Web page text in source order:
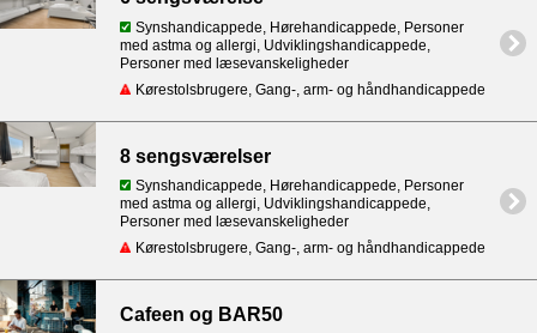
Synshandicappede, Hørehandicappede, Personer
med astma og allergi, Udviklingshandicappede,
Personer med læsevanskeligheder
Kørestolsbrugere, Gang-, arm- og håndhandicappede
8 sengsværelser
Synshandicappede, Hørehandicappede, Personer
med astma og allergi, Udviklingshandicappede,
Personer med læsevanskeligheder
Kørestolsbrugere, Gang-, arm- og håndhandicappede
Cafeen og BAR50